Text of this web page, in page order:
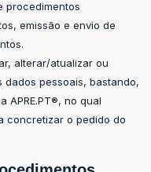
procedimentos
emissão e envio de
alterar/atualizar ou
pessoais, bastando,
APRE.PT®, no qual
concretizar o pedido do